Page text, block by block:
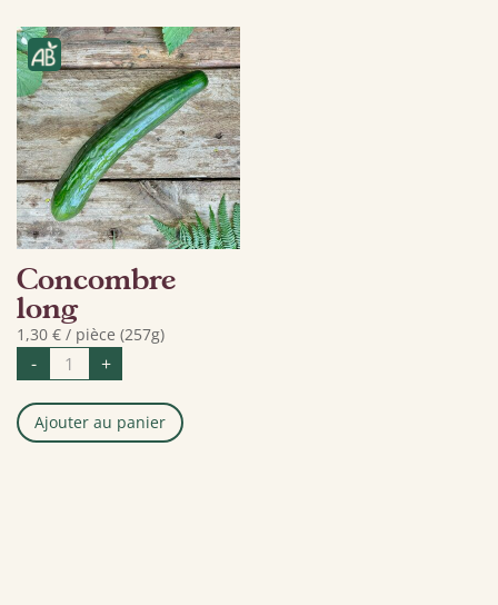
Concombre
long
1,30 € / pièce (257g)
- quantité
Concombre
long
+
Ajouter au panier